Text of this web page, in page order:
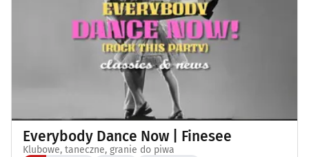
Everybody Dance Now | Finesee
Klubowe, taneczne, granie do piwa